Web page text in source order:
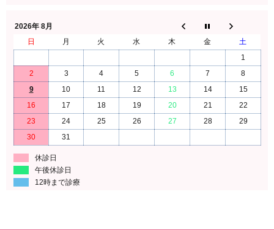
2026年 8月
日
月 火 水 木 金
土
1
2
3 4 5 6 7
8
9
10 11 12 13 14
15
16
17 18 19 20 21
22
23
24 25 26 27 28
29
30
31
休診日
午後休診日
12時まで診療